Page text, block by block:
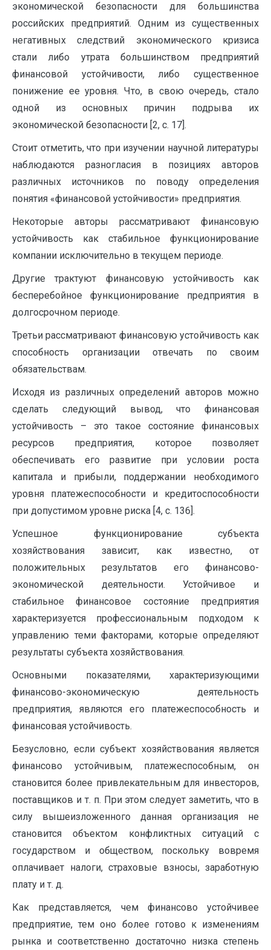
экономической безопасности для большинства
российских предприятий. Одним из существенных
негативных следствий экономического кризиса
стали либо утрата большинством предприятий
финансовой устойчивости, либо существенное
понижение ее уровня. Что, в свою очередь, стало
одной из основных причин подрыва их
экономической безопасности [2, c. 17].
Стоит отметить, что при изучении научной литературы
наблюдаются разногласия в позициях авторов
различных источников по поводу определения
понятия «финансовой устойчивости» предприятия.
Некоторые авторы рассматривают финансовую
устойчивость как стабильное функционирование
компании исключительно в текущем периоде.
Другие трактуют финансовую устойчивость как
бесперебойное функционирование предприятия в
долгосрочном периоде.
Третьи рассматривают финансовую устойчивость как
способность организации отвечать по своим
обязательствам.
Исходя из различных определений авторов можно
сделать следующий вывод, что финансовая
устойчивость – это такое состояние финансовых
ресурсов предприятия, которое позволяет
обеспечивать его развитие при условии роста
капитала и прибыли, поддержании необходимого
уровня платежеспособности и кредитоспособности
при допустимом уровне риска [4, c. 136].
Успешное функционирование субъекта
хозяйствования зависит, как известно, от
положительных результатов его финансово-
экономической деятельности. Устойчивое и
стабильное финансовое состояние предприятия
характеризуется профессиональным подходом к
управлению теми факторами, которые определяют
результаты субъекта хозяйствования.
Основными показателями, характеризующими
финансово-экономическую деятельность
предприятия, являются его платежеспособность и
финансовая устойчивость.
Безусловно, если субъект хозяйствования является
финансово устойчивым, платежеспособным, он
становится более привлекательным для инвесторов,
поставщиков и т. п. При этом следует заметить, что в
силу вышеизложенного данная организация не
становится объектом конфликтных ситуаций с
государством и обществом, поскольку вовремя
оплачивает налоги, страховые взносы, заработную
плату и т. д.
Как представляется, чем финансово устойчивее
предприятие, тем оно более готово к изменениям
рынка и соответственно достаточно низка степень